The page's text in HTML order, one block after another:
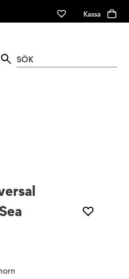
Kassa